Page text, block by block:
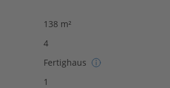
138 m²
4
Fertighaus
1